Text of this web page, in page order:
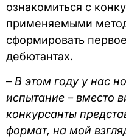
ознакомиться с
применяемыми
сформировать
дебютантах.
– В этом году у нас
испытание – вместо
конкурсанты
формат, на мой